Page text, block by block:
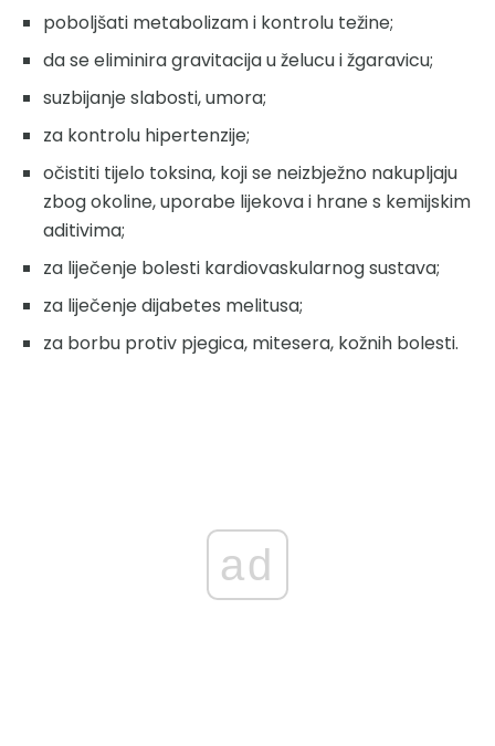
poboljšati metabolizam i kontrolu težine;
da se eliminira gravitacija u želucu i žgaravicu;
suzbijanje slabosti, umora;
za kontrolu hipertenzije;
očistiti tijelo toksina, koji se neizbježno nakupljaju
zbog okoline, uporabe lijekova i hrane s kemijskim
aditivima;
za liječenje bolesti kardiovaskularnog sustava;
za liječenje dijabetes melitusa;
za borbu protiv pjegica, mitesera, kožnih bolesti.
ad